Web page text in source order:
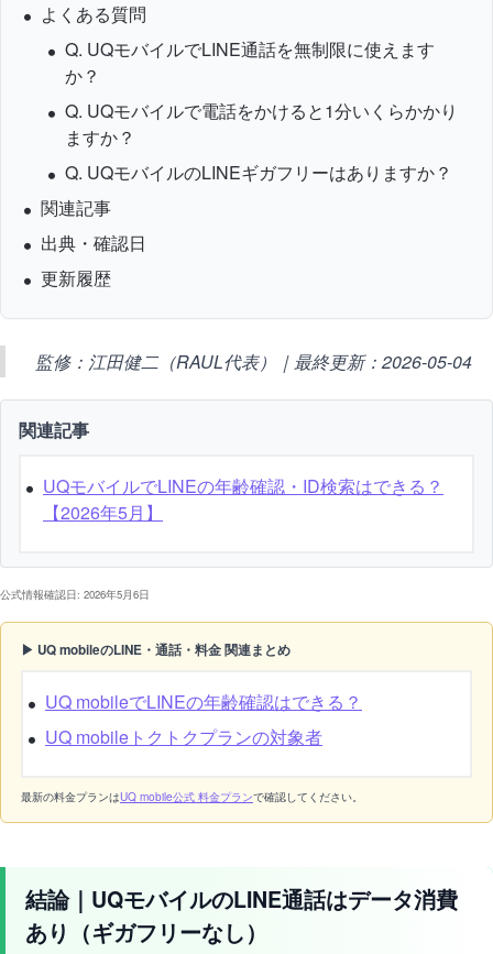
よくある質問
Q. UQモバイルでLINE通話を無制限に使えます
か？
Q. UQモバイルで電話をかけると1分いくらかかり
ますか？
Q. UQモバイルのLINEギガフリーはありますか？
関連記事
出典・確認日
更新履歴
監修：江田健二（RAUL代表）｜最終更新：2026-05-04
関連記事
UQモバイルでLINEの年齢確認・ID検索はできる？
【2026年5月】
公式情報確認日: 2026年5月6日
▶ UQ mobileのLINE・通話・料金 関連まとめ
UQ mobileでLINEの年齢確認はできる？
UQ mobileトクトクプランの対象者
最新の料金プランはUQ mobile公式 料金プランで確認してください。
結論｜UQモバイルのLINE通話はデータ消費
あり（ギガフリーなし）